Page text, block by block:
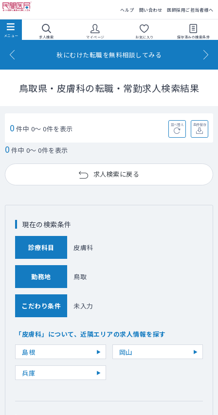
ヘルプ 問い合わせ 医師採用ご担当者様へ
求人検索 マイページ お気に入り 保存済みの検索条件
秋にむけた転職を無料相談してみる
鳥取県・皮膚科の転職・常勤求人検索結果
0 件中 0～ 0件を表示 並べ替え 条件保存
0 件中 0～ 0件を表示
求人検索に戻る
現在の検索条件
診療科目 皮膚科
勤務地 鳥取
こだわり条件 未入力
「皮膚科」について、近隣エリアの求人情報を探す
島根
岡山
兵庫